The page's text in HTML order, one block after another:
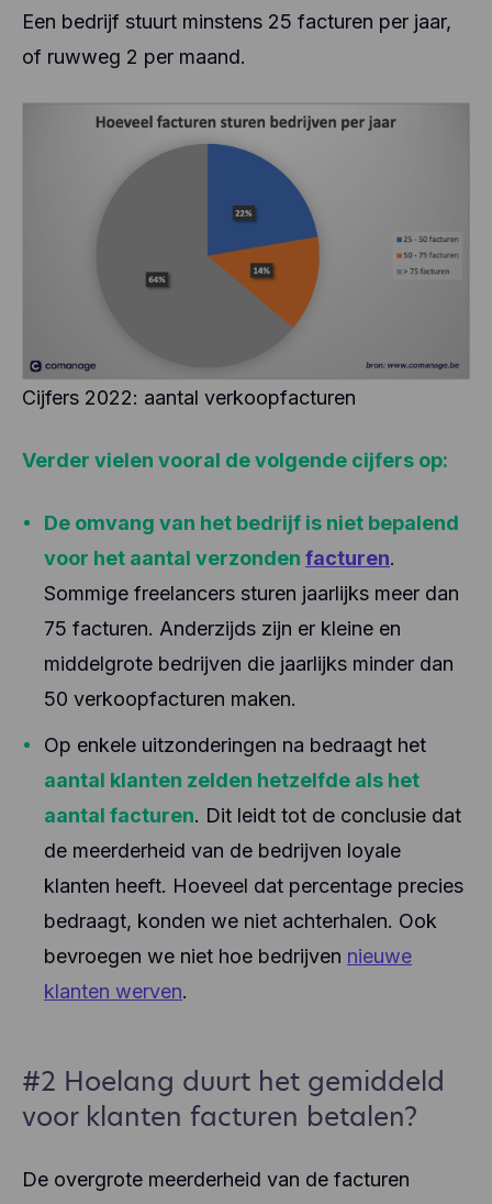
Een bedrijf stuurt minstens 25 facturen per jaar,
of ruwweg 2 per maand.
Cijfers 2022: aantal verkoopfacturen
Verder vielen vooral de volgende cijfers op:
De omvang van het bedrijf is niet bepalend
voor het aantal verzonden facturen.
Sommige freelancers sturen jaarlijks meer dan
75 facturen. Anderzijds zijn er kleine en
middelgrote bedrijven die jaarlijks minder dan
50 verkoopfacturen maken.
Op enkele uitzonderingen na bedraagt het
aantal klanten zelden hetzelfde als het
aantal facturen. Dit leidt tot de conclusie dat
de meerderheid van de bedrijven loyale
klanten heeft. Hoeveel dat percentage precies
bedraagt, konden we niet achterhalen. Ook
bevroegen we niet hoe bedrijven nieuwe
klanten werven.
#2 Hoelang duurt het gemiddeld
voor klanten facturen betalen?
De overgrote meerderheid van de facturen